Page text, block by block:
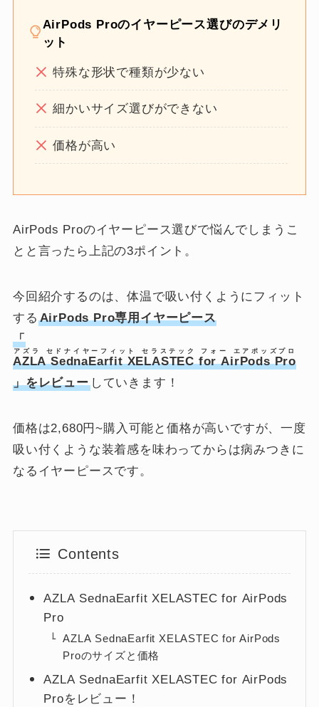
AirPods Proのイヤーピース選びのデメリ
ット
特殊な形状で種類が少ない
細かいサイズ選びができない
価格が高い
AirPods Proのイヤーピース選びで悩んでしまうこ
とと言ったら上記の3ポイント。
今回紹介するのは、体温で吸い付くようにフィット
する AirPods Pro専用イヤーピース
「
AZLA SednaEarfit XELASTEC for AirPods Pro
アズラ セドナイヤーフィット セラステック フォー エアポッズプロ
」をレビューしていきます！
価格は2,680円~購入可能と価格が高いですが、一度
吸い付くような装着感を味わってからは病みつきに
なるイヤーピースです。
Contents
AZLA SednaEarfit XELASTEC for AirPods
Pro
AZLA SednaEarfit XELASTEC for AirPods
Proのサイズと価格
AZLA SednaEarfit XELASTEC for AirPods
Proをレビュー！